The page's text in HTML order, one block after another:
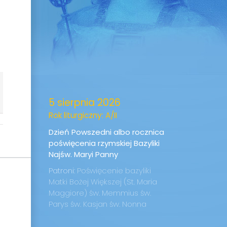
5 sierpnia 2026
Rok liturgiczny: A/II
Dzień Powszedni albo rocznica
poświęcenia rzymskiej Bazyliki
Najśw. Maryi Panny
Patroni: Poświęcenie bazyliki
Matki Bożej Większej (St. Maria
Maggiore) św. Memmius św.
Parys św. Kasjan św. Nonna